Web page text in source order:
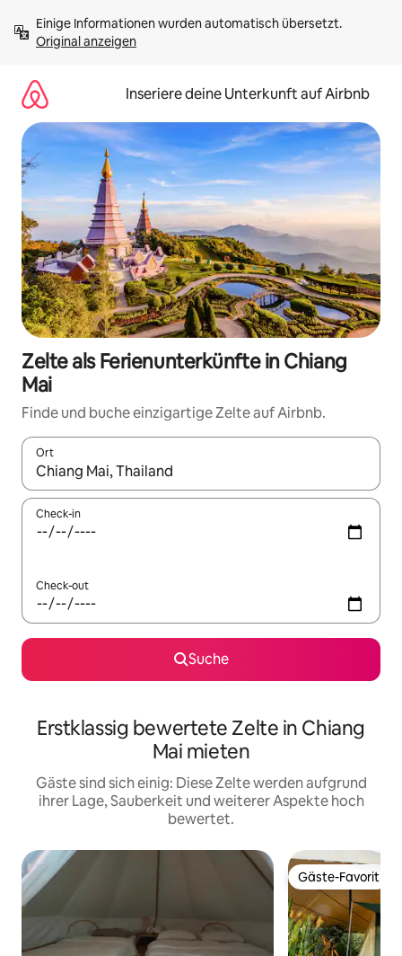
Inhalten
springenOriginal anzeigen
Inseriere deine Unterkunft auf Airbnb
Zelte als Ferienunterkünfte in Chiang
Mai
Finde und buche einzigartige Zelte auf Airbnb.
Ort
Wenn Ergebnisse verfügbar sind, navigiere mit den
Check-in
Check-out
Suche
Erstklassig bewertete Zelte in Chiang
Mai mieten
Gäste sind sich einig: Diese Zelte werden aufgrund
ihrer Lage, Sauberkeit und weiterer Aspekte hoch
bewertet.
Gäste-Favorit
Gäste-Favorit